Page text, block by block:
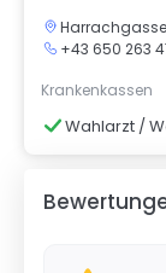
+43 650 263
Krankenkassen
Wahlarzt /